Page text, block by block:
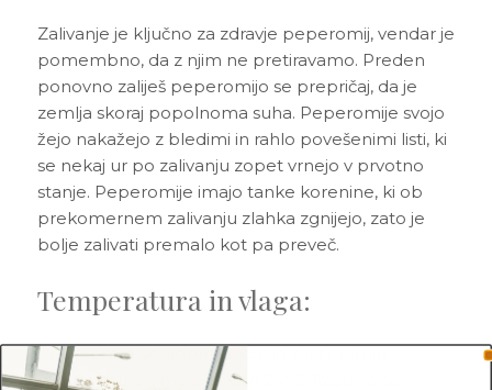
Zalivanje je ključno za zdravje peperomij, vendar je
pomembno, da z njim ne pretiravamo. Preden
ponovno zaliješ peperomijo se prepričaj, da je
zemlja skoraj popolnoma suha. Peperomije svojo
žejo nakažejo z bledimi in rahlo povešenimi listi, ki
se nekaj ur po zalivanju zopet vrnejo v prvotno
stanje. Peperomije imajo tanke korenine, ki ob
prekomernem zalivanju zlahka zgnijejo, zato je
bolje zalivati premalo kot pa preveč.
Temperatura in vlaga:
Peperomije se dobro počutijo pri zmernih
temperaturah med 18°C in 24°C. Rastline so